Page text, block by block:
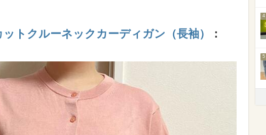
ットクルーネックカーディガン（長袖）
：
4
5